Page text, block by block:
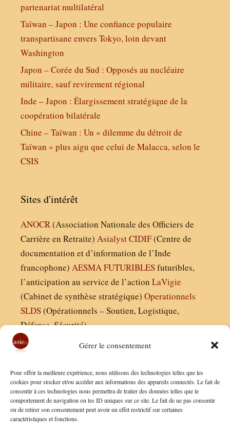
Gérer le consentement
Pour offrir la meilleure expérience, nous utilisons des technologies telles que les
cookies pour stocker et/ou accéder aux informations des appareils connectés. Le fait de
consentir à ces technologies nous permettra de traiter des données telles que le
comportement de navigation ou les ID uniques sur ce site. Le fait de ne pas consentir
ou de retirer son consentement peut avoir un effet restrictif sur certaines
caractéristiques et fonctions.
partenariat multilatéral
Taïwan – Japon : Une confiance populaire
transpartisane envers Tokyo, loin devant
Washington
Japon – Corée du Sud : Opposés au nucléaire
militaire, sauf revirement régional
Inde – Japon : Élargissement stratégique de la
coopération bilatérale
Chine – Taïwan : Un « dilemme du détroit de
Taïwan » plus aigu que celui de Malacca, selon le
CSIS
Sites d'intérêt
ANOCR (Association Nationale des Officiers de
Carrière en Retraite) AsialystCIDIF(Centre de
documentation et d’information de l’Inde
francophone) AESMA FUTURIBLESfuturibles,
l’anticipation au service de l’action LaVigie
(Cabinet de synthèse stratégique) Operationnels
SLDS(Opérationnels – Soutien, Logistique,
Défense, Sécurité)
Finaldées EURL
Siège social : 13 avenue Boudon, 75016, Paris
Nous contacter